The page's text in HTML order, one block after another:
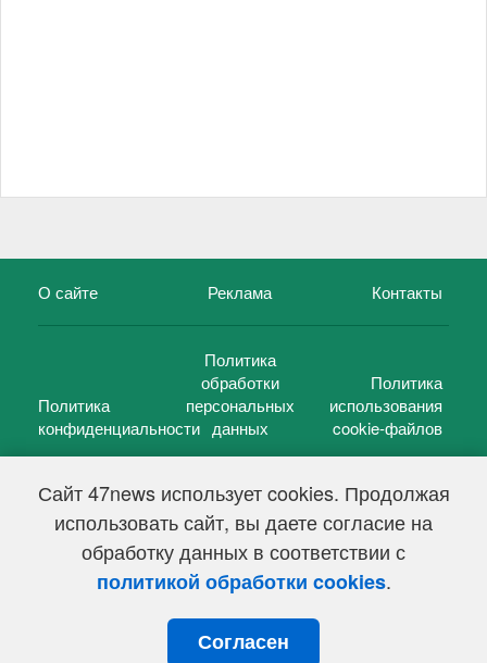
Сайт 47news использует cookies. Продолжая
использовать сайт, вы даете согласие на
обработку данных в соответствии с
политикой обработки cookies.
Согласен
О сайте Реклама Контакты
Политика
конфиденциальности
Политика
обработки
персональных
данных
Политика
использования
cookie-файлов
47 новостей (47 news)2005 — 2026 г.
Свидетельство о регистрации СМИ Эл № ФС 77-39848, выдано
Федеральной службой по надзору в сфере связи,
информационных технологий и массовых коммуникаций